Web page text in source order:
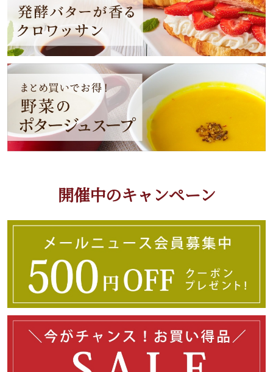
開催中のキャンペーン